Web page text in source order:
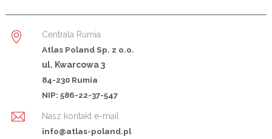
Centrala Rumia
Atlas Poland Sp. z o.o.
ul. Kwarcowa 3
84-230 Rumia
NIP: 586-22-37-547
Nasz kontakt e-mail
info@atlas-poland.pl